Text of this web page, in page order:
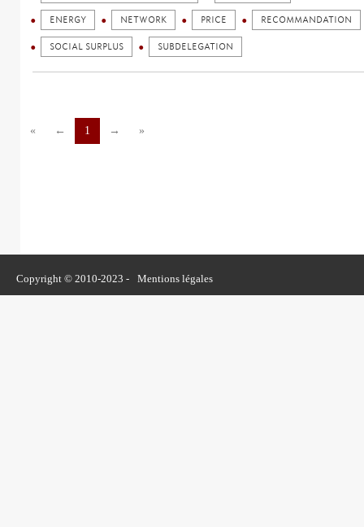
ENERGY NETWORK PRICE RECOMMANDATION
SOCIAL SURPLUS SUBDELEGATION
« ← 1 → »
Copyright © 2010-2023 - Mentions légales